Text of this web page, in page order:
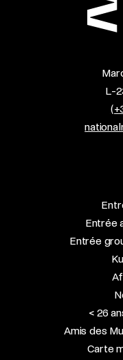
L-
Entrée
Entrée
< 26
Amis des
Carte